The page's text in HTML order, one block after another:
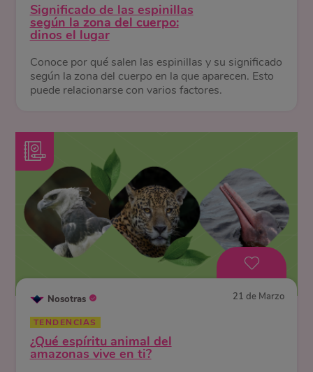
Significado de las espinillas
según la zona del cuerpo:
dinos el lugar
Conoce por qué salen las espinillas y su significado
según la zona del cuerpo en la que aparecen. Esto
puede relacionarse con varios factores.
Nosotras 21 de Marzo
TENDENCIAS
¿Qué espíritu animal del
amazonas vive en ti?